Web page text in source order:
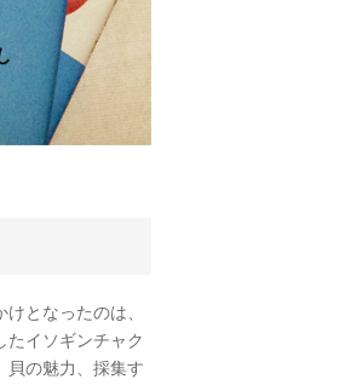
となったのは、
たイソギンチャク
貝の魅力、採集す